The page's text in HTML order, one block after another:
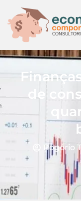
de
Rogério